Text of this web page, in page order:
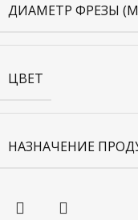
ДИАМЕТР ФРЕЗЫ
ЦВЕТ
НАЗНАЧЕНИЕ